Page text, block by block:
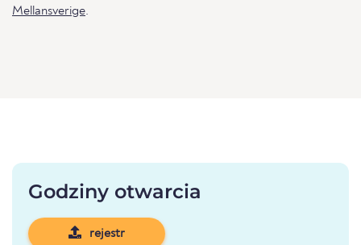
Mellansverige.
Godziny otwarcia
rejestr